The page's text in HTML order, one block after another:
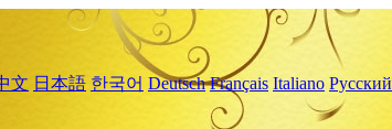
文 日本語 한국어 Deutsch Français Italiano Русский